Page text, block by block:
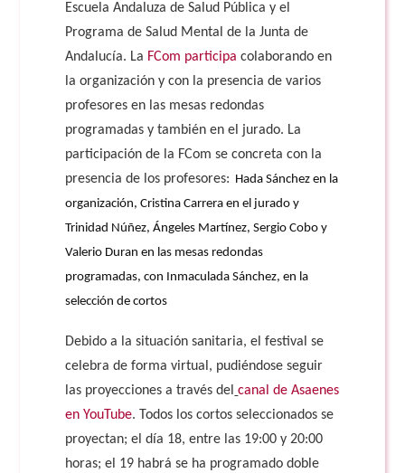
Escuela Andaluza de Salud Pública y el
Programa de Salud Mental de la Junta de
Andalucía. La FCom participa colaborando en
la organización y con la presencia de varios
profesores en las mesas redondas
programadas y también en el jurado. La
participación de la FCom se concreta con la
presencia de los profesores: Hada Sánchez en la
organización, Cristina Carrera en el jurado y
Trinidad Núñez, Ángeles Martínez, Sergio Cobo y
Valerio Duran en las mesas redondas
programadas, con Inmaculada Sánchez, en la
selección de cortos
Debido a la situación sanitaria, el festival se
celebra de forma virtual, pudiéndose seguir
las proyecciones a través del canal de Asaenes
en YouTube. Todos los cortos seleccionados se
proyectan; el día 18, entre las 19:00 y 20:00
horas; el 19 habrá se ha programado doble